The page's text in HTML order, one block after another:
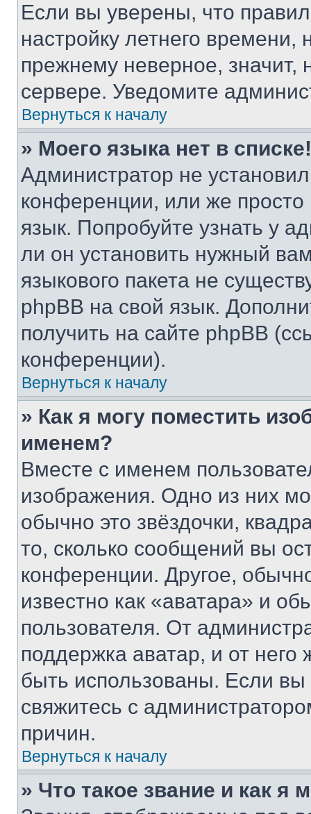
Если вы уверены, что
настройку летнего
прежнему неверное, значит,
сервере. Уведомите
Вернуться к началу
» Моего языка нет в списке!
Администратор не
конференции, или же
язык. Попробуйте узнать у
ли он установить нужный
языкового пакета не
phpBB на свой язык.
получить на сайте phpBB
конференции).
Вернуться к началу
» Как я могу поместить
именем?
Вместе с именем
изображения. Одно из них
обычно это звёздочки,
то, сколько сообщений вы
конференции. Другое,
известно как «аватара» и
пользователя. От
поддержка аватар, и от него
быть использованы. Если
свяжитесь с
причин.
Вернуться к началу
» Что такое звание и как я